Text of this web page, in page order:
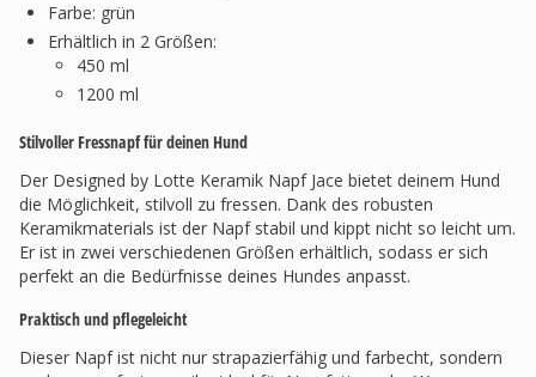
Farbe: grün
Erhältlich in 2 Größen:
450 ml
1200 ml
Stilvoller Fressnapf für deinen Hund
Der Designed by Lotte Keramik Napf Jace bietet deinem Hund
die Möglichkeit, stilvoll zu fressen. Dank des robusten
Keramikmaterials ist der Napf stabil und kippt nicht so leicht um.
Er ist in zwei verschiedenen Größen erhältlich, sodass er sich
perfekt an die Bedürfnisse deines Hundes anpasst.
Praktisch und pflegeleicht
Dieser Napf ist nicht nur strapazierfähig und farbecht, sondern